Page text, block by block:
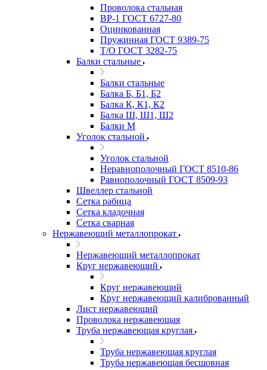
Проволока стальная
ВР-1 ГОСТ 6727-80
Оцинкованная
Пружинная ГОСТ 9389-75
Т/О ГОСТ 3282-75
Балки стальные
Балки стальные
Балка Б, Б1, Б2
Балка К, К1, К2
Балка Ш, Ш1, Ш2
Балки М
Уголок стальной
Уголок стальной
Неравнополочный ГОСТ 8510-86
Равнополочный ГОСТ 8509-93
Швеллер стальной
Сетка рабица
Сетка кладочная
Сетка сварная
Нержавеющий металлопрокат
Нержавеющий металлопрокат
Круг нержавеющий
Круг нержавеющий
Круг нержавеющий калиброванный
Лист нержавеющий
Проволока нержавеющая
Труба нержавеющая круглая
Труба нержавеющая круглая
Труба нержавеющая бесшовная